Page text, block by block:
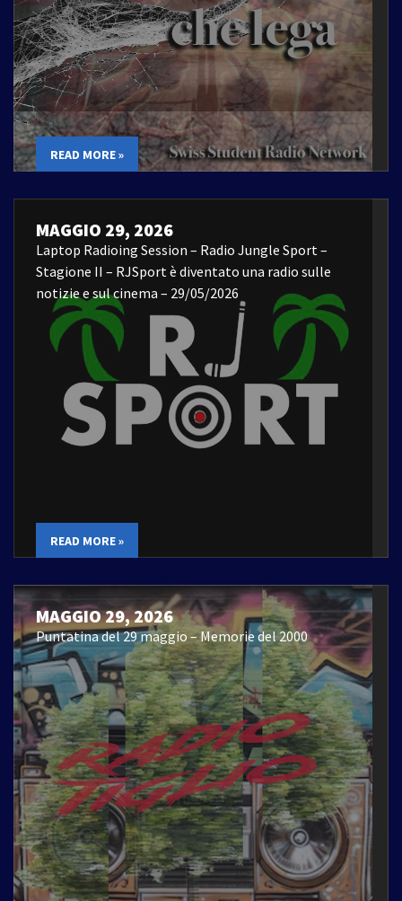
READ MORE »
MAGGIO 29, 2026
Laptop Radioing Session – Radio Jungle Sport –
Stagione II – RJSport è diventato una radio sulle
notizie e sul cinema – 29/05/2026
READ MORE »
MAGGIO 29, 2026
Puntatina del 29 maggio – Memorie del 2000